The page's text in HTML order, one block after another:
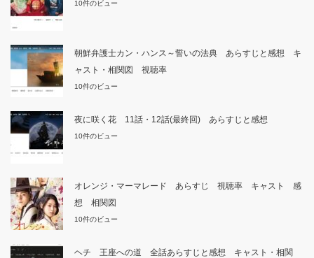
10件のビュー
朝鮮弁護士カン・ハンス～誓いの法典 あらすじと感想 キ
ャスト・相関図 視聴率
10件のビュー
夜に咲く花 11話・12話(最終回) あらすじと感想
10件のビュー
オレンジ・マーマレード あらすじ 視聴率 キャスト 感
想 相関図
10件のビュー
ヘチ 王座への道 全話あらすじと感想 キャスト・相関